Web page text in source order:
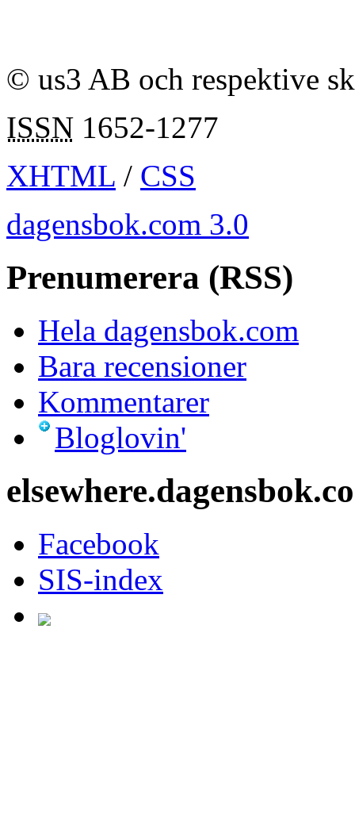
© us3 AB och respektive
ISSN 1652-1277
XHTML / CSS
dagensbok.com 3.0
Prenumerera (RSS)
Hela dagensbok.com
Bara recensioner
Kommentarer
Bloglovin'
Facebook
SIS-index